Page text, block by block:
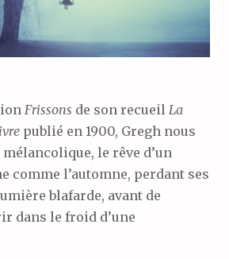
Frissons de son recueil La
publié en 1900, Gregh nous
le rêve d’un
comme l’automne, perdant ses
blafarde, avant de
dans le froid d’une